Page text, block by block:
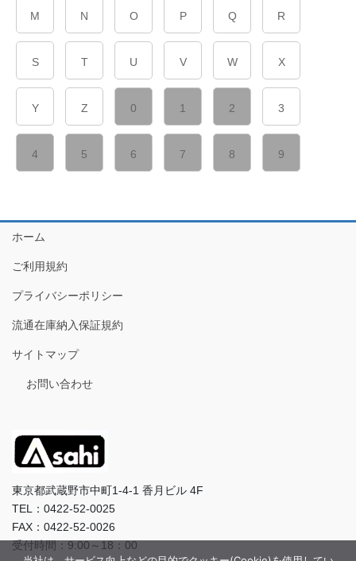
M N O P Q R
S T U V W X
Y Z 0 1 2 3
4 5 6 7 8 9
ホーム
ご利用規約
プライバシーポリシー
流通在庫納入保証規約
サイトマップ
お問い合わせ
東京都武蔵野市中町1-4-1 香月ビル 4F
TEL：0422-52-0025
FAX：0422-52-0026
受付時間：9:00～18：00